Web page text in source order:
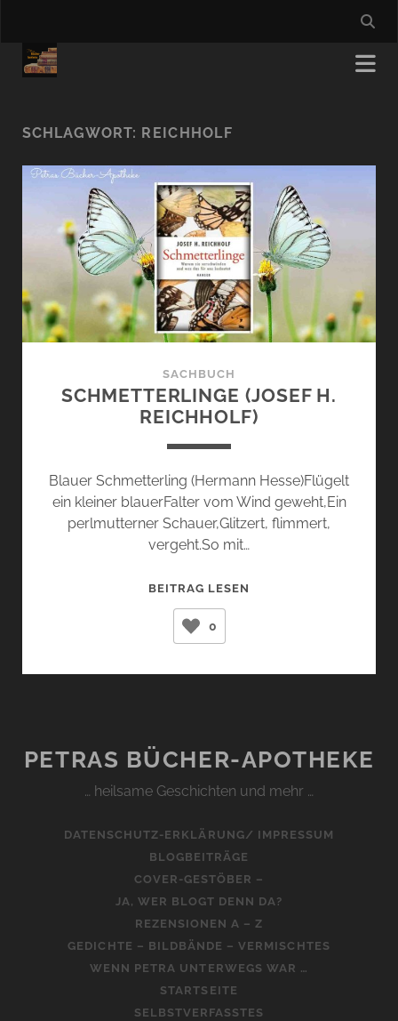
SCHLAGWORT: REICHHOLF
SACHBUCH
SCHMETTERLINGE (JOSEF H.
REICHHOLF)
Blauer Schmetterling (Hermann Hesse)Flügelt
ein kleiner blauerFalter vom Wind geweht,Ein
perlmutterner Schauer,Glitzert, flimmert,
vergeht.So mit…
BEITRAG LESEN
0
PETRAS BÜCHER-APOTHEKE
… heilsame Geschichten und mehr …
DATENSCHUTZ-ERKLÄRUNG/ IMPRESSUM
BLOGBEITRÄGE
COVER-GESTÖBER –
JA, WER BLOGT DENN DA?
REZENSIONEN A – Z
GEDICHTE – BILDBÄNDE – VERMISCHTES
WENN PETRA UNTERWEGS WAR …
STARTSEITE
SELBSTVERFASSTES